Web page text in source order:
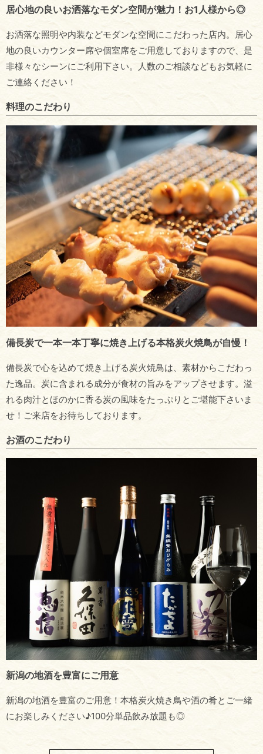
居心地の良いお洒落なモダン空間が魅力！お1人様から◎
お洒落な照明や内装などモダンな空間にこだわった店内。居心
地の良いカウンター席や個室席をご用意しておりますので、是
非様々なシーンにご利用下さい。人数のご相談などもお気軽に
ご連絡ください！
料理のこだわり
備長炭で一本一本丁寧に焼き上げる本格炭火焼鳥が自慢！
備長炭で心を込めて焼き上げる炭火焼鳥は、素材からこだわっ
た逸品。炭に含まれる成分が食材の旨みをアップさせます。溢
れる肉汁とほのかに香る炭の風味をたっぷりとご堪能下さいま
せ！ご来店をお待ちしております。
お酒のこだわり
新潟の地酒を豊富にご用意
新潟の地酒を豊富のご用意！本格炭火焼き鳥や酒の肴とご一緒
にお楽しみください♪100分単品飲み放題も◎